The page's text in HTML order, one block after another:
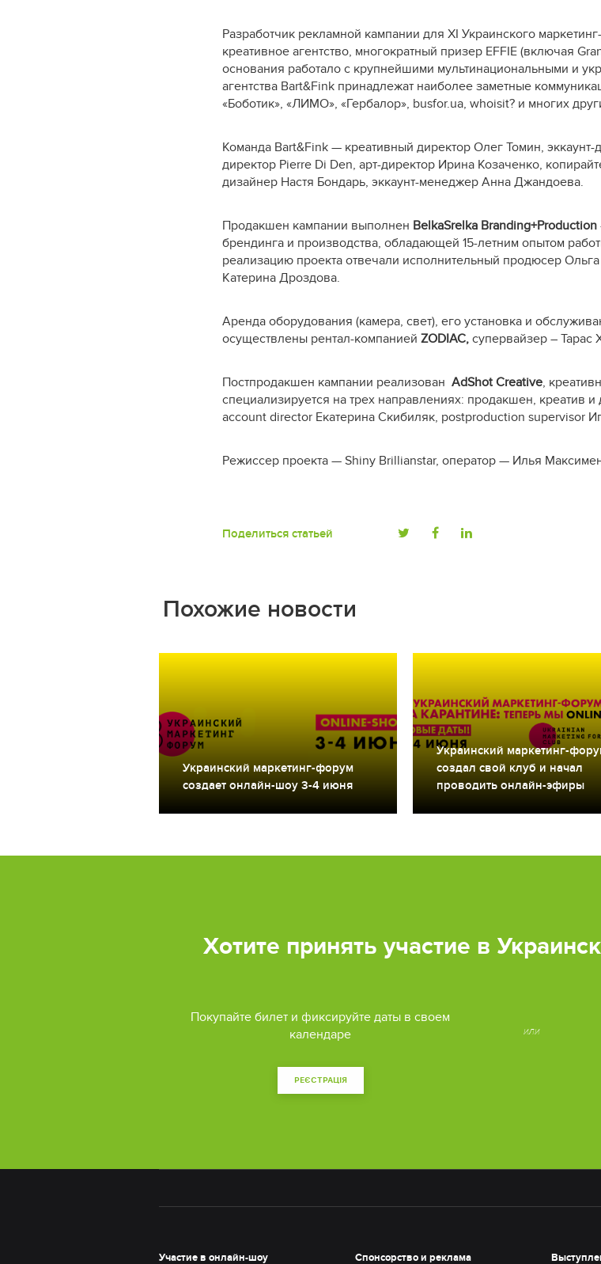
Разработчик рекламной кампании для XI Украинского
креативное агентство, многократный призер EFFIE (включая
основания работало с крупнейшими мультинациональными и
агентства Bart&Fink принадлежат наиболее заметные
«Боботик», «ЛИМО», «Гербалор», busfor.ua, whoisit? и многих
Команда Bart&Fink — креативный директор Олег Томин,
директор Pierre Di Den, арт-директор Ирина Козаченко,
дизайнер Настя Бондарь, эккаунт-менеджер Анна Джандоева.
Продакшен кампании выполнен BelkaSrelka Branding+Production
брендинга и производства, обладающей 15-летним опытом
реализацию проекта отвечали исполнительный продюсер
Катерина Дроздова.
Аренда оборудования (камера, свет), его установка и
осуществлены рентал-компанией ZODIAC,супервайзер – Тарас
Постпродакшен кампании реализован AdShot Creative,
специализируется на трех направлениях: продакшен, креатив
account director Екатерина Скибиляк, postproduction supervisor
Режиссер проекта — Shiny Brillianstar, оператор — Илья
Поделиться статьей
Похожие новости
Украинский маркетинг-форум
создает онлайн-шоу 3-4 июня
Украинский маркетинг-
создал свой клуб и начал
проводить онлайн-эфиры
Хотите принять участие в
Покупайте билет и фиксируйте даты в своем
календаре
РЕЄСТРАЦІЯ
или
Участие в онлайн-шоу Спонсорство и реклама